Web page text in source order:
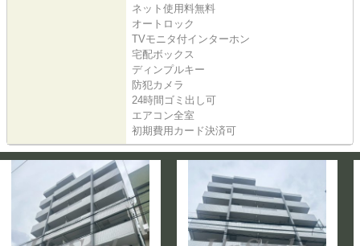
ネット使用料無料
オートロック
TVモニタ付インターホン
宅配ボックス
ディンプルキー
防犯カメラ
24時間ゴミ出し可
エアコン全室
初期費用カード決済可